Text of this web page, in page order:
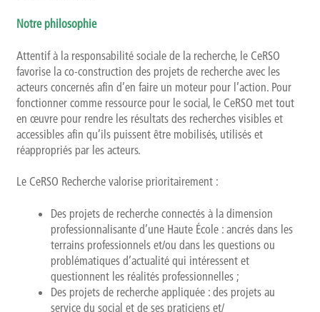
Rapports d’activités
Finalités, objectifs et balises déontologiques
Contact
Newsletter
Notre philosophie
Attentif à la responsabilité sociale de la recherche, le CeRSO
favorise la co-construction des projets de recherche avec les
acteurs concernés afin d’en faire un moteur pour l’action. Pour
fonctionner comme ressource pour le social, le CeRSO met tout
en œuvre pour rendre les résultats des recherches visibles et
accessibles afin qu’ils puissent être mobilisés, utilisés et
réappropriés par les acteurs.
Le CeRSO Recherche valorise prioritairement :
Des projets de recherche connectés à la dimension
professionnalisante d’une Haute École : ancrés dans les
terrains professionnels et/ou dans les questions ou
problématiques d’actualité qui intéressent et
questionnent les réalités professionnelles ;
Des projets de recherche appliquée : des projets au
service du social et de ses praticiens et/